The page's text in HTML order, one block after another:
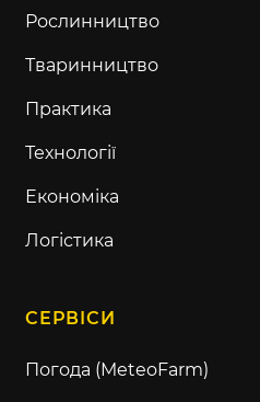
Рослинництво
Тваринництво
Практика
Технології
Економіка
Логістика
СЕРВІСИ
Погода (MeteoFarm)